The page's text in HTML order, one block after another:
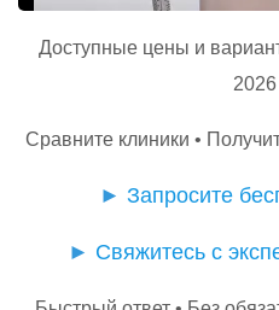
Доступные цены и
2026
Сравните клиники •
► Запросите
► Свяжитесь с